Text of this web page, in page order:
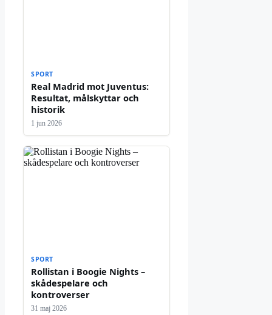
SPORT
Real Madrid mot Juventus:
Resultat, målskyttar och
historik
1 jun 2026
SPORT
Rollistan i Boogie Nights –
skådespelare och
kontroverser
31 maj 2026